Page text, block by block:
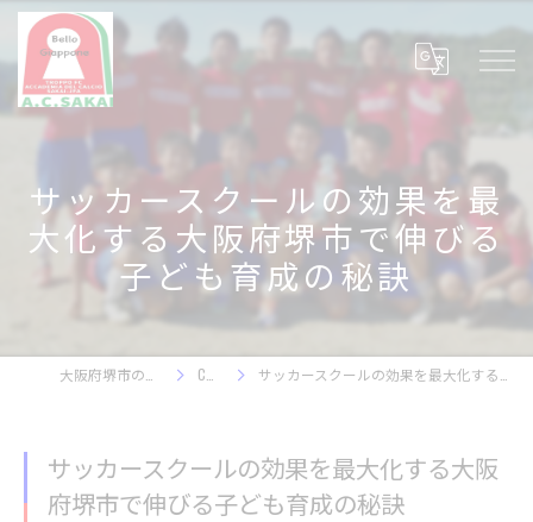
サッカースクールの効果を最
大化する大阪府堺市で伸びる
子ども育成の秘訣
COLUMN サッカースクールの効果を最大化する大阪府堺市で伸びる子ども育成の秘訣
サッカースクールの効果を最大化する大阪
府堺市で伸びる子ども育成の秘訣